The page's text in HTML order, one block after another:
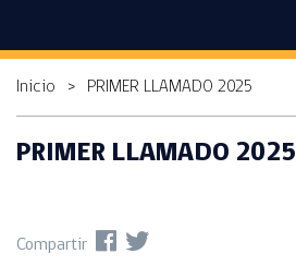
Inicio > PRIMER LLAMADO 2025
PRIMER LLAMADO 2025
Compartir